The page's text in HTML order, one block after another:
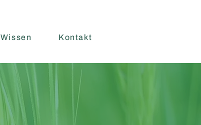
Wissen Kontakt